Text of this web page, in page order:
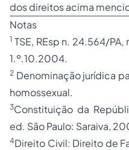
dos direitos acima
Notas
1 TSE, REsp n. 24.564/
1.º.10.2004.
2 Denominação jurídica
homossexual.
3Constituição da
ed. São Paulo: Saraiva,
4Direito Civil: Direito de